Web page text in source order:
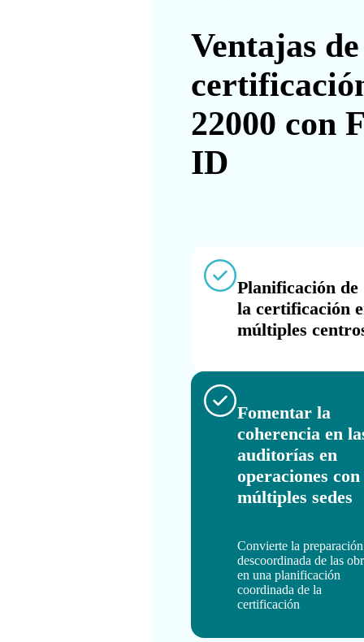
Ventajas
22000 con
ID
Planificación de
la certificación
múltiples
Fomentar la
coherencia en
auditorías en
operaciones con
múltiples sedes
Convierte la preparación
descoordinada de las
en una planificación
coordinada de la
certificación